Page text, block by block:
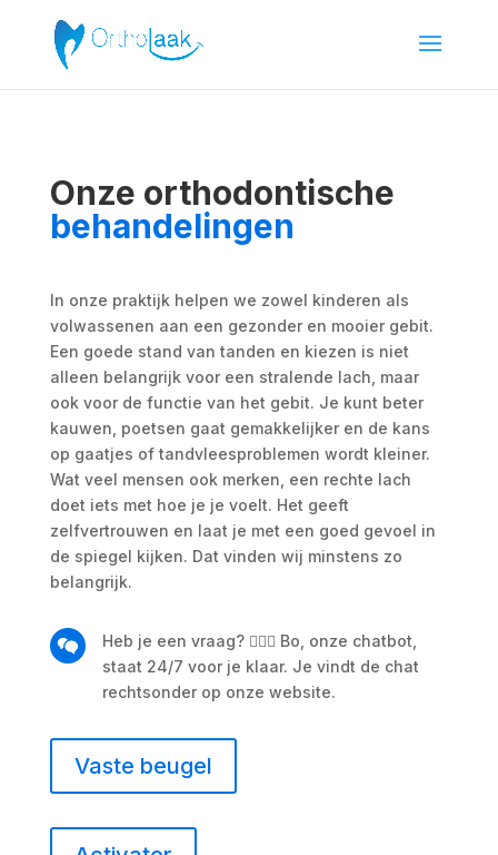
Onze orthodontische
behandelingen
In onze praktijk helpen we zowel kinderen als
volwassenen aan een gezonder en mooier gebit.
Een goede stand van tanden en kiezen is niet
alleen belangrijk voor een stralende lach, maar
ook voor de functie van het gebit. Je kunt beter
kauwen, poetsen gaat gemakkelijker en de kans
op gaatjes of tandvleesproblemen wordt kleiner.
Wat veel mensen ook merken, een rechte lach
doet iets met hoe je je voelt. Het geeft
zelfvertrouwen en laat je met een goed gevoel in
de spiegel kijken. Dat vinden wij minstens zo
belangrijk.
Heb je een vraag? 🙋🏼‍♀️ Bo, onze chatbot,
staat 24/7 voor je klaar. Je vindt de chat
rechtsonder op onze website.
Vaste beugel